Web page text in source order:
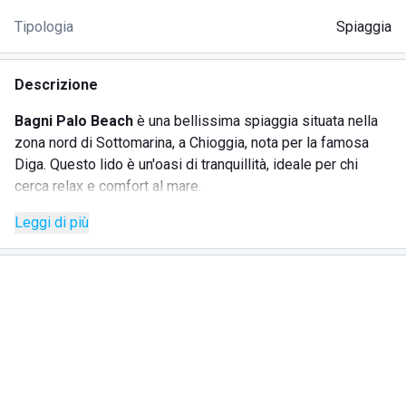
Tipologia Spiaggia
Descrizione
Bagni Palo Beach è una bellissima spiaggia situata nella
zona nord di Sottomarina, a Chioggia, nota per la famosa
Diga. Questo lido è un'oasi di tranquillità, ideale per chi
cerca relax e comfort al mare.
La spiaggia è caratterizzata da palme e camminamenti che
creano un'atmosfera esotica e rilassante. Bagni Palo Beach
Leggi di più